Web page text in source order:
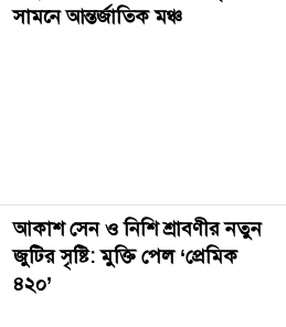
সামনে আন্তর্জাতিক মঞ্চ
আকাশ সেন ও নিশি শ্রাবণীর নতুন
জুটির সৃষ্টি: মুক্তি পেল ‘প্রেমিক
৪২০’